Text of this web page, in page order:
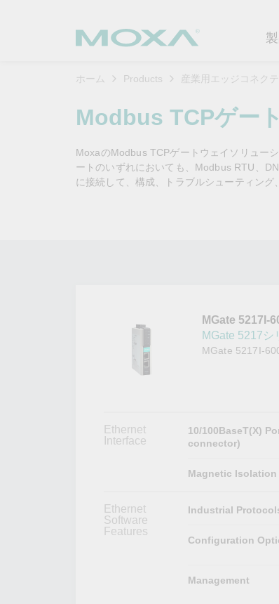
セ
無
ネ
イ
鉄
電力
OTデータの秘密を解
き明かす
製
（
こ
イ
カ
新
ホーム Products 産業用エッジコネク
Modbus TCPゲー
MoxaのModbus TCPゲートウェイソリュー
ートのいずれにおいても、Modbus RTU、
に接続して、構成、トラブルシューティング
MGate 5217I-
MGate 5217シ
MGate 5217I-
Ethernet
Interface
10/100BaseT(X)
connector)
Magnetic
Ethernet
Software
Features
Industrial
Configuration
Management